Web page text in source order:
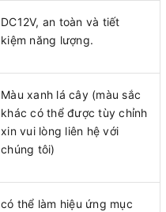
DC12V, an toàn và tiết
kiệm năng lượng.
Màu xanh lá cây (màu sắc
khác có thể được tùy chỉnh
xin vui lòng liên hệ với
chúng tôi)
có thể làm hiệu ứng mục